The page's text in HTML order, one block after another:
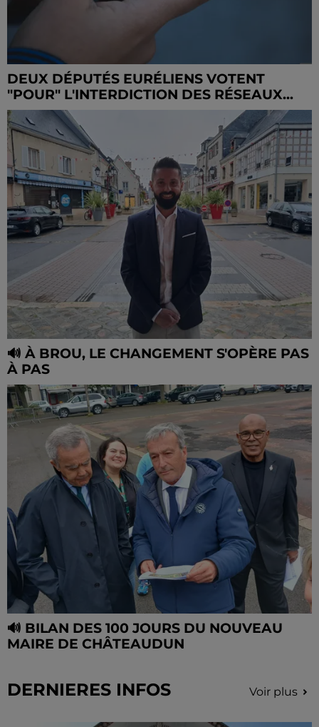
DEUX DÉPUTÉS EURÉLIENS VOTENT
"POUR" L'INTERDICTION DES RÉSEAUX...
🔊 À BROU, LE CHANGEMENT S'OPÈRE PAS
À PAS
🔊 BILAN DES 100 JOURS DU NOUVEAU
MAIRE DE CHÂTEAUDUN
DERNIERES INFOS Voir plus